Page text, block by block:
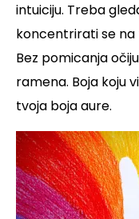
intuiciju. Treba
koncentrirati se na
Bez pomicanja
ramena. Boja koju
tvoja boja aure.